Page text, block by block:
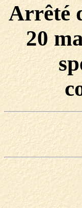
Arrêté
20